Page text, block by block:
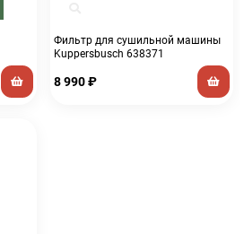
Фильтр для сушильной машины
Kuppersbusch 638371
8 990₽